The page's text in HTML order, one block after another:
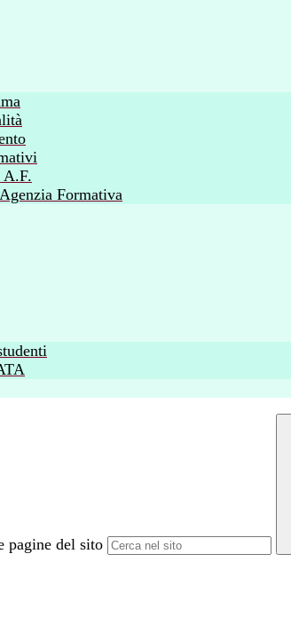
A.F.
Formativa
pagine del sito